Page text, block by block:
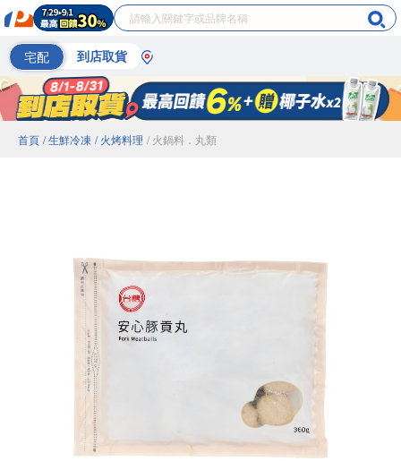
宅配 到店取貨
首頁 / 生鮮冷凍 / 火烤料理 / 火鍋料．丸類